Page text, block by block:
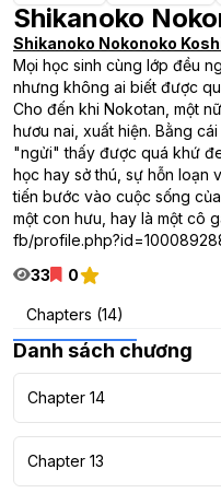
Shikanoko
Shikanoko Nokonoko
Mọi học sinh cùng lớp đều
nhưng không ai biết được
Cho đến khi Nokotan, một
hươu nai, xuất hiện. Bằng
"ngửi" thấy được quá khứ
học hay sở thú, sự hỗn loạn
tiến bước vào cuộc sống
một con hưu, hay là một cô
fb/
33
0
Chapters (14)
Danh sách chương
Chapter 14
Chapter 13